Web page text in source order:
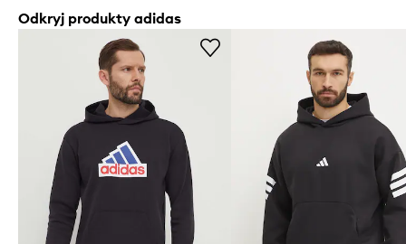
Odkryj produkty adidas